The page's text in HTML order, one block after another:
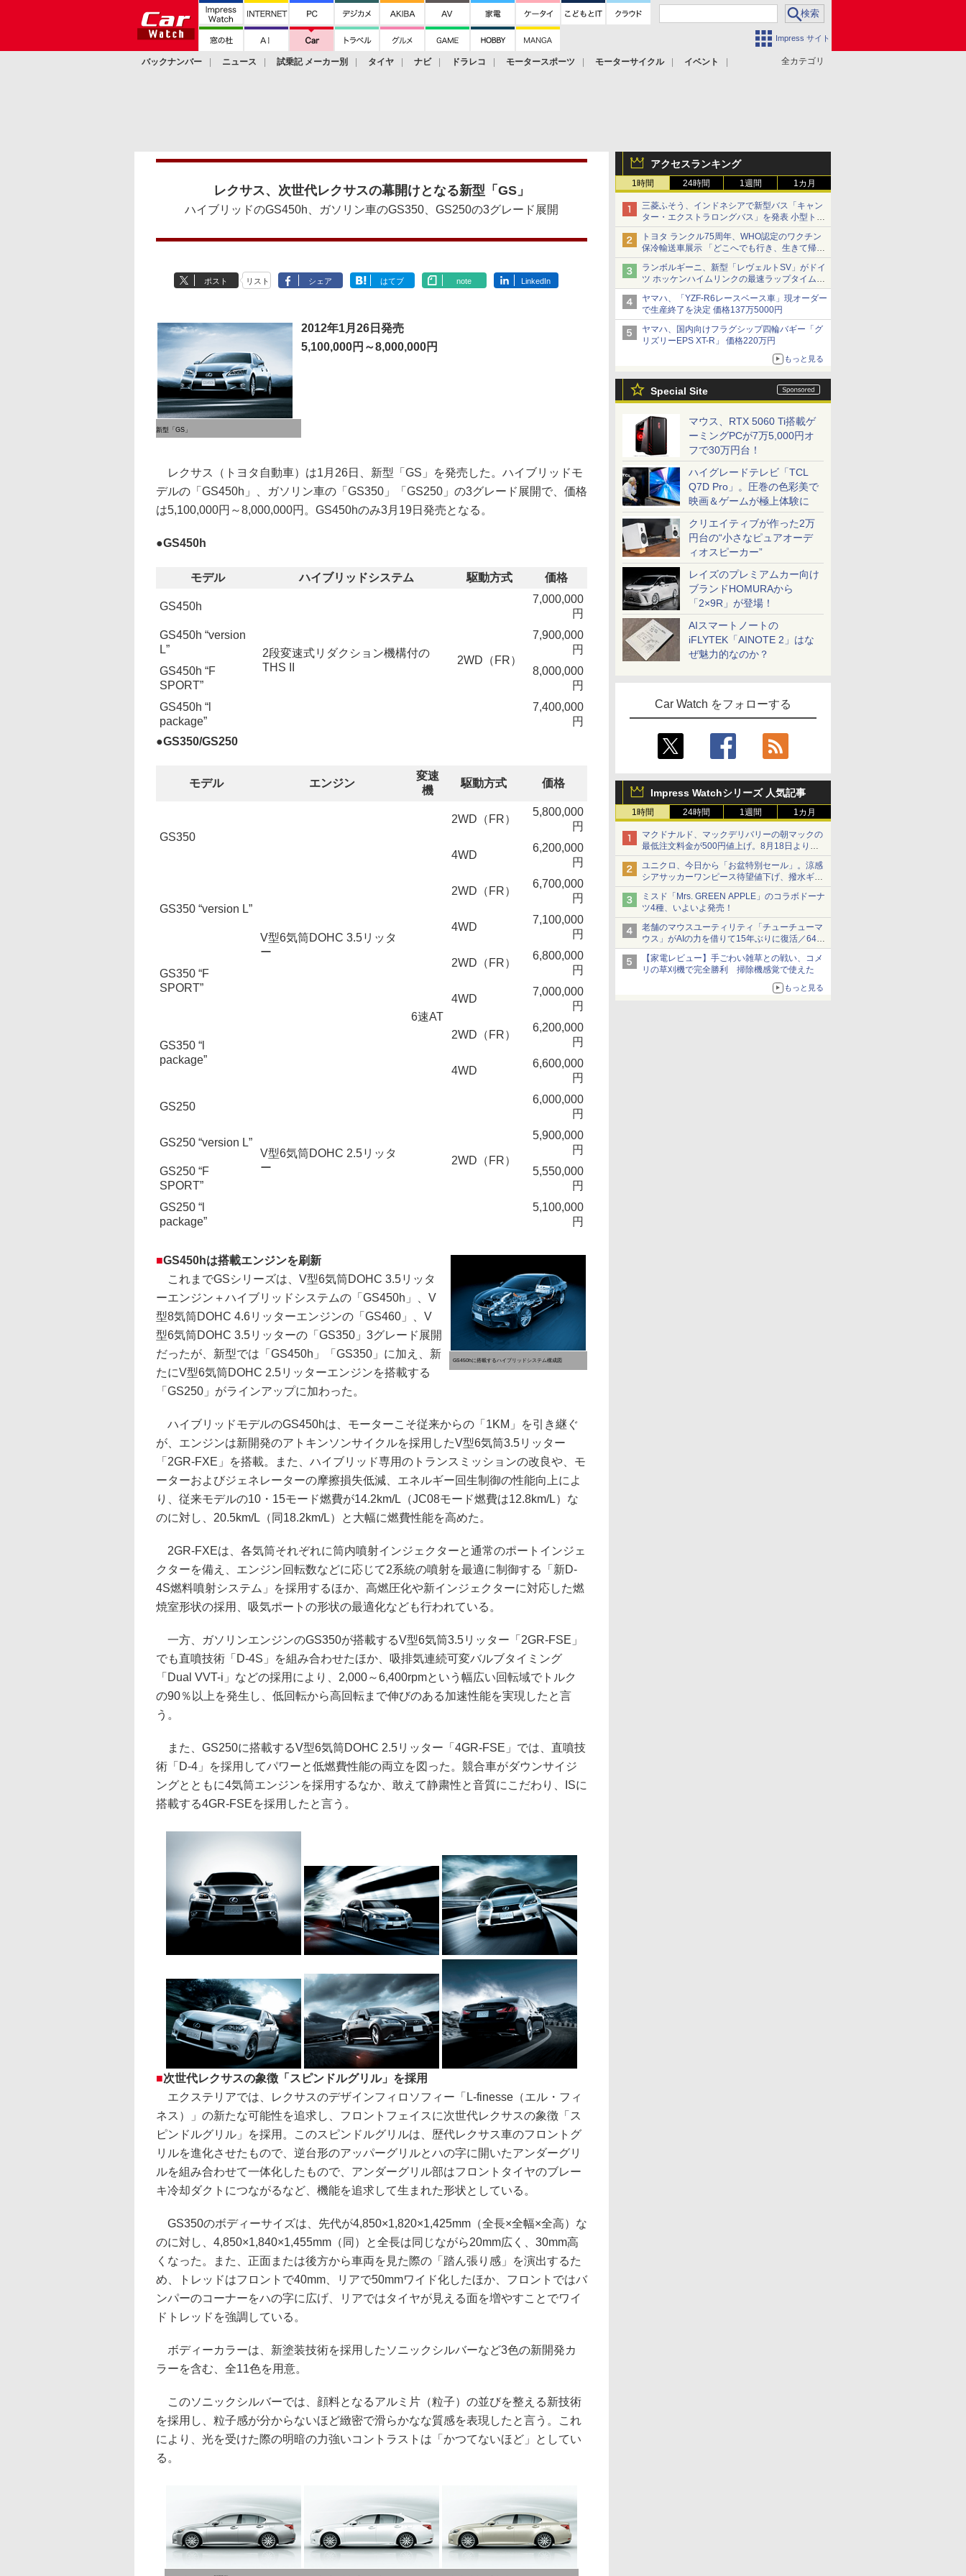
Impress サイト
全カテゴリ
バックナンバー ニュース 試乗記 メーカー別 タイヤ ナビ ドラレコ モータースポーツ モーターサイクル
イベント
アクセスランキング
1時間 24時間 1週間 1カ月
三菱ふそう、インドネシアで新型バス「キャン
ター・エクストラロングバス」を発表 小型トラ
ックベースの観光・旅客輸送向けバス
トヨタ ランクル75周年、WHO認定のワクチン
保冷輸送車展示 「どこへでも行き、生きて帰っ
てこられる」ランドクルーザーで命をつなぐ
ランボルギーニ、新型「レヴェルトSV」がドイ
ツ ホッケンハイムリンクの最速ラップタイムを
記録
ヤマハ、「YZF-R6レースベース車」現オーダー
で生産終了を決定 価格137万5000円
ヤマハ、国内向けフラグシップ四輪バギー「グ
リズリーEPS XT-R」 価格220万円
もっと見る
Special Site
マウス、RTX 5060 Ti搭載ゲ
ーミングPCが7万5,000円オ
フで30万円台！
ハイグレードテレビ「TCL
Q7D Pro」。圧巻の色彩美で
映画＆ゲームが極上体験に
クリエイティブが作った2万
円台の“小さなピュアオーデ
ィオスピーカー”
レイズのプレミアムカー向け
ブランドHOMURAから
「2×9R」が登場！
AIスマートノートの
iFLYTEK「AINOTE 2」はな
ぜ魅力的なのか？
Car Watch をフォローする
Impress Watchシリーズ 人気記事
1時間 24時間 1週間 1カ月
マクドナルド、マックデリバリーの朝マックの
最低注文料金が500円値上げ。8月18日より
1,500円から受付
ユニクロ、今日から「お盆特別セール」。涼感
シアサッカーワンピース待望値下げ、撥水ギア
ショーツは1990円に
ミスド「Mrs. GREEN APPLE」のコラボドーナ
ツ4種、いよいよ発売！
老舗のマウスユーティリティ「チューチューマ
ウス」がAIの力を借りて15年ぶりに復活／64bit
化、Windows 10/11、「Chrome」も走り回
る。復活記念で2026年末まで500円
【家電レビュー】手ごわい雑草との戦い、コメ
リの草刈機で完全勝利 掃除機感覚で使えた
もっと見る
レクサス、次世代レクサスの幕開けとなる新型「GS」
ハイブリッドのGS450h、ガソリン車のGS350、GS250の3グレード展開
ポスト リスト シェア はてブ note LinkedIn
新型「GS」
2012年1月26日発売
5,100,000円～8,000,000円
レクサス（トヨタ自動車）は1月26日、新型「GS」を発売した。ハイブリッドモ
デルの「GS450h」、ガソリン車の「GS350」「GS250」の3グレード展開で、価格
は5,100,000円～8,000,000円。GS450hのみ3月19日発売となる。
●GS450h
モデル ハイブリッドシステム 駆動方式 価格
GS450h
2段変速式リダクション機構付の
THS II
2WD（FR）
7,000,000
円
GS450h “version
L”
7,900,000
円
GS450h “F
SPORT”
8,000,000
円
GS450h “l
package”
7,400,000
円
●GS350/GS250
モデル エンジン
変速
機
駆動方式 価格
GS350
V型6気筒DOHC 3.5リッタ
ー
6速AT
2WD（FR）
5,800,000
円
4WD
6,200,000
円
GS350 “version L”
2WD（FR）
6,700,000
円
4WD
7,100,000
円
GS350 “F
SPORT”
2WD（FR）
6,800,000
円
4WD
7,000,000
円
GS350 “l
package”
2WD（FR）
6,200,000
円
4WD
6,600,000
円
GS250
V型6気筒DOHC 2.5リッタ
ー
2WD（FR）
6,000,000
円
GS250 “version L”
5,900,000
円
GS250 “F
SPORT”
5,550,000
円
GS250 “l
package”
5,100,000
円
GS450hに搭載するハイブリッドシステム構成図
■GS450hは搭載エンジンを刷新
これまでGSシリーズは、V型6気筒DOHC 3.5リッタ
ーエンジン＋ハイブリッドシステムの「GS450h」、V
型8気筒DOHC 4.6リッターエンジンの「GS460」、V
型6気筒DOHC 3.5リッターの「GS350」3グレード展開
だったが、新型では「GS450h」「GS350」に加え、新
たにV型6気筒DOHC 2.5リッターエンジンを搭載する
「GS250」がラインアップに加わった。
ハイブリッドモデルのGS450hは、モーターこそ従来からの「1KM」を引き継ぐ
が、エンジンは新開発のアトキンソンサイクルを採用したV型6気筒3.5リッター
「2GR-FXE」を搭載。また、ハイブリッド専用のトランスミッションの改良や、モ
ーターおよびジェネレーターの摩擦損失低減、エネルギー回生制御の性能向上によ
り、従来モデルの10・15モード燃費が14.2km/L（JC08モード燃費は12.8km/L）な
のに対し、20.5km/L（同18.2km/L）と大幅に燃費性能を高めた。
2GR-FXEは、各気筒それぞれに筒内噴射インジェクターと通常のポートインジェ
クターを備え、エンジン回転数などに応じて2系統の噴射を最適に制御する「新D-
4S燃料噴射システム」を採用するほか、高燃圧化や新インジェクターに対応した燃
焼室形状の採用、吸気ポートの形状の最適化なども行われている。
一方、ガソリンエンジンのGS350が搭載するV型6気筒3.5リッター「2GR-FSE」
でも直噴技術「D-4S」を組み合わせたほか、吸排気連続可変バルブタイミング
「Dual VVT-i」などの採用により、2,000～6,400rpmという幅広い回転域でトルク
の90％以上を発生し、低回転から高回転まで伸びのある加速性能を実現したと言
う。
また、GS250に搭載するV型6気筒DOHC 2.5リッター「4GR-FSE」では、直噴技
術「D-4」を採用してパワーと低燃費性能の両立を図った。競合車がダウンサイジ
ングとともに4気筒エンジンを採用するなか、敢えて静粛性と音質にこだわり、ISに
搭載する4GR-FSEを採用したと言う。
■次世代レクサスの象徴「スピンドルグリル」を採用
エクステリアでは、レクサスのデザインフィロソフィー「L-finesse（エル・フィ
ネス）」の新たな可能性を追求し、フロントフェイスに次世代レクサスの象徴「ス
ピンドルグリル」を採用。このスピンドルグリルは、歴代レクサス車のフロントグ
リルを進化させたもので、逆台形のアッパーグリルとハの字に開いたアンダーグリ
ルを組み合わせて一体化したもので、アンダーグリル部はフロントタイヤのブレー
キ冷却ダクトにつながるなど、機能を追求して生まれた形状としている。
GS350のボディーサイズは、先代が4,850×1,820×1,425mm（全長×全幅×全高）な
のに対し、4,850×1,840×1,455mm（同）と全長は同じながら20mm広く、30mm高
くなった。また、正面または後方から車両を見た際の「踏ん張り感」を演出するた
め、トレッドはフロントで40mm、リアで50mmワイド化したほか、フロントではバ
ンパーのコーナーをハの字に広げ、リアではタイヤが見える面を増やすことでワイ
ドトレッドを強調している。
ボディーカラーは、新塗装技術を採用したソニックシルバーなど3色の新開発カ
ラーを含む、全11色を用意。
このソニックシルバーでは、顔料となるアルミ片（粒子）の並びを整える新技術
を採用し、粒子感が分からないほど緻密で滑らかなな質感を表現したと言う。これ
により、光を受けた際の明暗の力強いコントラストは「かつてないほど」としてい
る。